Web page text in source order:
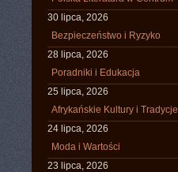
30 lipca, 2026
Bezpieczeństwo i Ryzyko
28 lipca, 2026
Poradniki i Edukacja
25 lipca, 2026
Afrykańskie Kultury i Tradycje
24 lipca, 2026
Moda i Wartości
23 lipca, 2026